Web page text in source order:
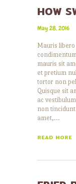
HOW
May 28, 2016
Mauris
mauris sit
et pretium
tortor non
Quisque sit
ac
non
amet,…
READ MORE